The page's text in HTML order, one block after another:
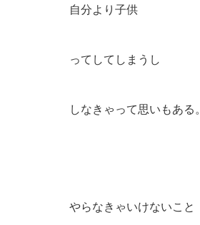
自分より子供
ってしてしまうし
しなきゃって思いもある。
やらなきゃいけないこと